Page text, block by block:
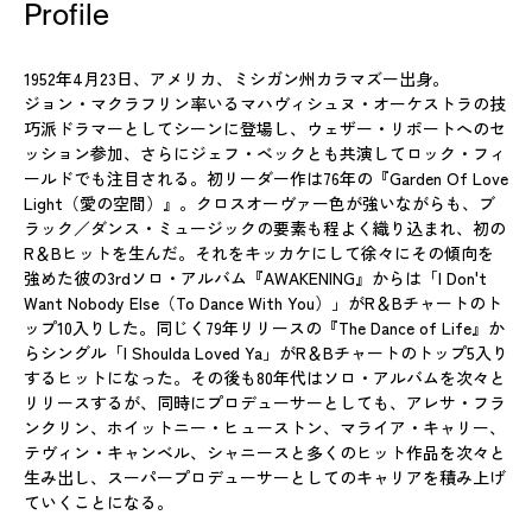
Profile
1952年4月23日、アメリカ、ミシガン州カラマズー出身。
ジョン・マクラフリン率いるマハヴィシュヌ・オーケストラの技
巧派ドラマーとしてシーンに登場し、ウェザー・リポートへのセ
ッション参加、さらにジェフ・ベックとも共演してロック・フィ
ールドでも注目される。初リーダー作は76年の『Garden Of Love
Light（愛の空間）』。クロスオーヴァー色が強いながらも、ブ
ラック／ダンス・ミュージックの要素も程よく織り込まれ、初の
R＆Bヒットを生んだ。それをキッカケにして徐々にその傾向を
強めた彼の3rdソロ・アルバム『AWAKENING』からは「I Don't
Want Nobody Else（To Dance With You）」がR＆Bチャートのト
ップ10入りした。同じく79年リリースの『The Dance of Life』か
らシングル「I Shoulda Loved Ya」がR＆Bチャートのトップ5入り
するヒットになった。その後も80年代はソロ・アルバムを次々と
リリースするが、同時にプロデューサーとしても、アレサ・フラ
ンクリン、ホイットニー・ヒューストン、マライア・キャリー、
テヴィン・キャンベル、シャニースと多くのヒット作品を次々と
生み出し、スーパープロデューサーとしてのキャリアを積み上げ
ていくことになる。